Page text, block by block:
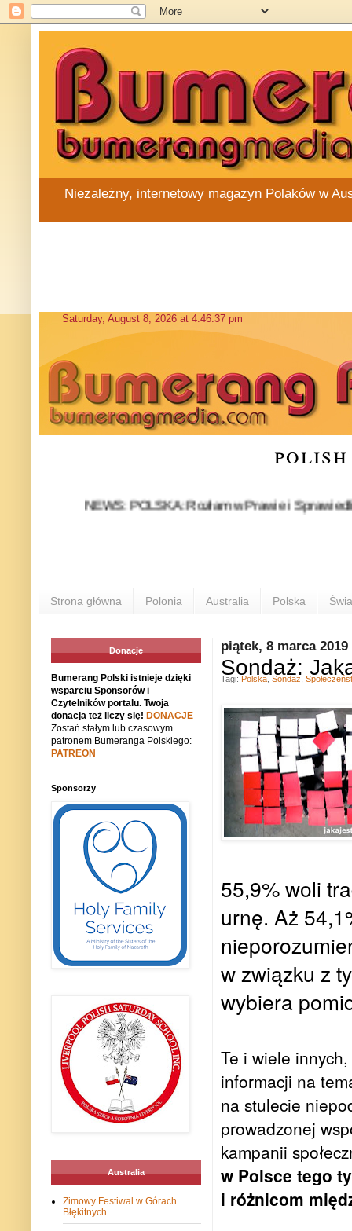
Niezależny, internetowy magazyn Polaków w
NEWS: POLSKA: Rozłam w Prawie i
Strona główna Polonia Australia Polska
piątek, 8 marca 2019
Sondaż:
55,9% woli
urnę. Aż
w związku z
wybiera
Te i wiele
informacji na
na stulecie
prowadzonej
kampanii
w Polsce tego
i różnicom
Tagi: Polska Sondaż
Donacje
Bumerang Polski istnieje dzięki
wsparciu Sponsorów i
Czytelników portalu. Twoja
donacja też liczy się! DONACJE
Zostań stałym lub czasowym
patronem Bumeranga Polskiego:
PATREON
Sponsorzy
Australia
Zimowy Festiwal w Górach
Błękitnych